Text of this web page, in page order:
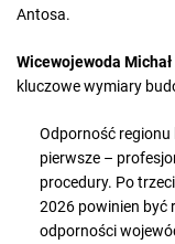
Antosa.
Wicewojewoda
kluczowe wymiary
Odporność regionu
pierwsze –
procedury. Po
2026 powinien być
odporności